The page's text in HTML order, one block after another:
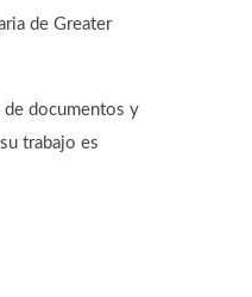
de Greater
de documentos y
trabajo es